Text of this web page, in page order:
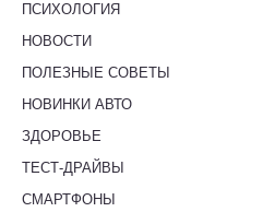
ПСИХОЛОГИЯ
НОВОСТИ
ПОЛЕЗНЫЕ СОВЕТЫ
НОВИНКИ АВТО
ЗДОРОВЬЕ
ТЕСТ-ДРАЙВЫ
СМАРТФОНЫ